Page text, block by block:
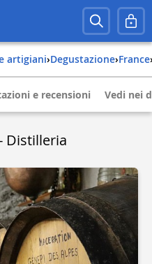
artigiani› Degustazione› france
e recensioni Vedi nei
Distilleria